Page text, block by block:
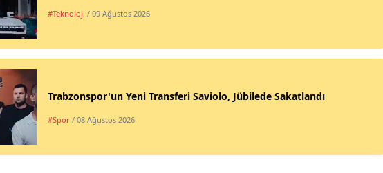
Bayburt
Kırıkkale
#Teknoloji / 09 Ağustos 2026
Trabzonspor'un Yeni Transferi Saviolo, Jübilede Sakatlandı
#Spor / 08 Ağustos 2026